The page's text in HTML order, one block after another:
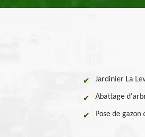
Jardinier La
Abattage
Pose de